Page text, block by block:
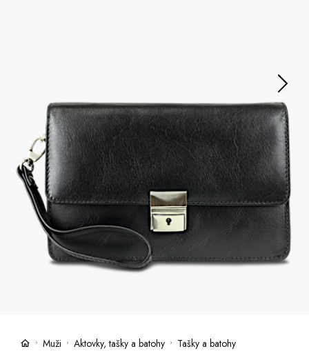
Kufre -21 % Predajne Služby
Kara klub
Darčekové poukazy
Extra výhodné
Zľavy
Bundy a kabáty -50 %
Česky Slovensky
Muži Aktovky, tašky a batohy
Tašky a batohy